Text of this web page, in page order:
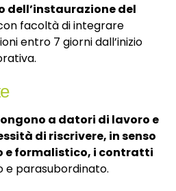
del
facoltà di integrare
entro 7 giorni dall’inizio
a datori di lavoro e
di riscrivere, in senso
e formalistico, i contratti
e parasubordinato.